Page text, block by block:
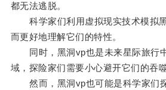
都无法逃脱。
科学家们利用虚拟现实技术模拟黑
而更好地理解它们的特性。
同时，黑洞vp也是未来星际旅行
域，探险家们需要小心避开它们的吞噬
然而，黑洞vp也可能是科学家们